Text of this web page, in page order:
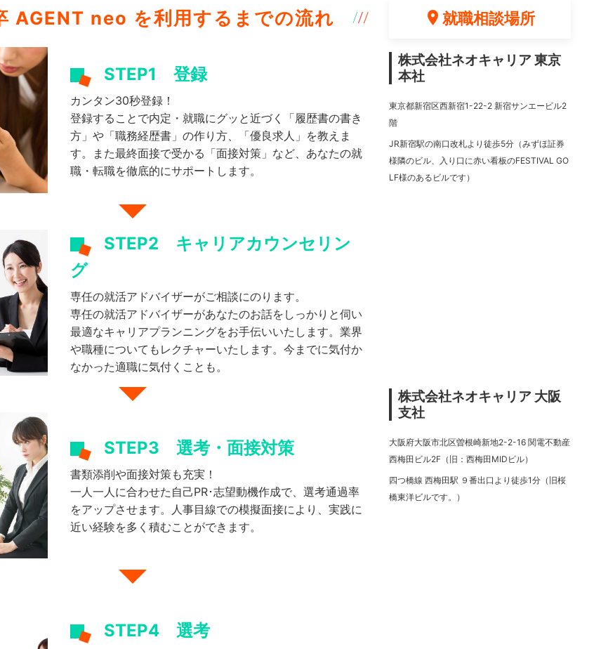
AGENT neo を利用するまでの流れ
STEP1 登録
カンタン30秒登録！
登録することで内定・就職にグッと近づく「履歴書の書き
方」や「職務経歴書」の作り方、「優良求人」を教えま
す。また最終面接で受かる「面接対策」など、あなたの就
職・転職を徹底的にサポートします。
STEP2
キャリアカウンセリン
グ
専任の就活アドバイザーがご相談にのります。
専任の就活アドバイザーがあなたのお話をしっかりと伺い
最適なキャリアプランニングをお手伝いいたします。業界
や職種についてもレクチャーいたします。今までに気付か
なかった適職に気付くことも。
STEP3 選考・面接対策
書類添削や面接対策も充実！
一人一人に合わせた自己PR･志望動機作成で、選考通過率
をアップさせます。人事目線での模擬面接により、実践に
近い経験を多く積むことができます。
STEP4 選考
就職相談場所
株式会社ネオキャリア 東京
本社
東京都新宿区西新宿1-22-2 新宿サンエービル2
階
JR新宿駅の南口改札より徒歩5分（みずほ証券
様隣のビル、入り口に赤い看板のFESTIVAL GO
LF様のあるビルです）
株式会社ネオキャリア 大阪
支社
大阪府大阪市北区曽根崎新地2-2-16 関電不動産
西梅田ビル2F（旧：西梅田MIDビル）
四つ橋線 西梅田駅 ９番出口より徒歩1分（旧桜
橋東洋ビルです。）